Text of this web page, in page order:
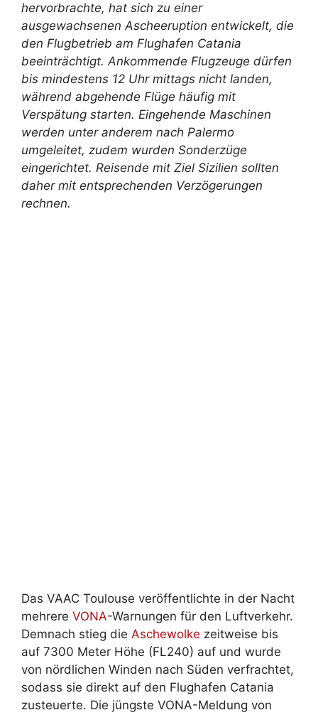
hervorbrachte, hat sich zu einer
ausgewachsenen Ascheeruption entwickelt, die
den Flugbetrieb am Flughafen Catania
beeinträchtigt. Ankommende Flugzeuge dürfen
bis mindestens 12 Uhr mittags nicht landen,
während abgehende Flüge häufig mit
Verspätung starten. Eingehende Maschinen
werden unter anderem nach Palermo
umgeleitet, zudem wurden Sonderzüge
eingerichtet. Reisende mit Ziel Sizilien sollten
daher mit entsprechenden Verzögerungen
rechnen.
Das VAAC Toulouse veröffentlichte in der Nacht
mehrere VONA-Warnungen für den Luftverkehr.
Demnach stieg die Aschewolke zeitweise bis
auf 7300 Meter Höhe (FL240) auf und wurde
von nördlichen Winden nach Süden verfrachtet,
sodass sie direkt auf den Flughafen Catania
zusteuerte. Die jüngste VONA-Meldung von